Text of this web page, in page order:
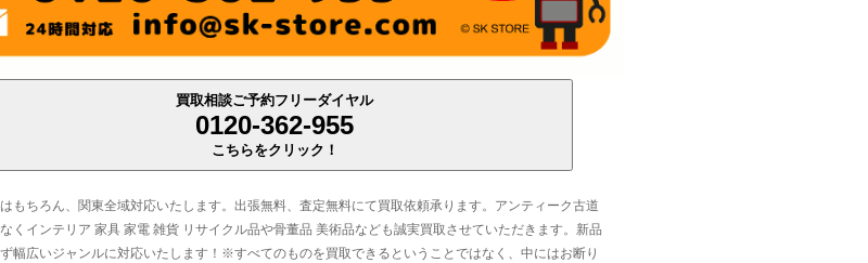
買取相談ご予約フリーダイヤル
0120-362-955
こちらをクリック！
もちろん、関東全域対応いたします。出張無料、査定無料にて買取依頼承ります。アンティーク古道
くインテリア 家具 家電 雑貨 リサイクル品や骨董品 美術品なども誠実買取させていただきます。新品
幅広いジャンルに対応いたします！※すべてのものを買取できるということではなく、中にはお断り